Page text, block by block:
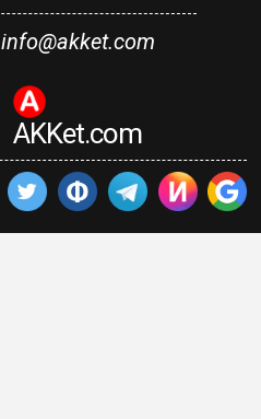
info@akket.com
AKKet.com